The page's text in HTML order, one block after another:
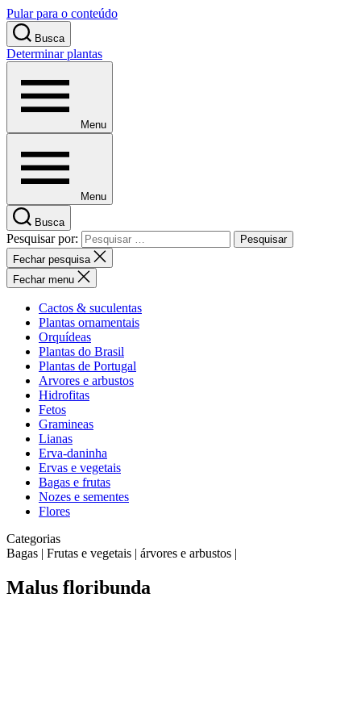
Pular para o conteúdo
Busca
Determinar plantas
Menu
Menu
Busca
Pesquisar por:
Fechar pesquisa
Fechar menu
Cactos & suculentas
Plantas ornamentais
Orquídeas
Plantas do Brasil
Plantas de Portugal
Arvores e arbustos
Hidrofitas
Fetos
Gramineas
Lianas
Erva-daninha
Ervas e vegetais
Bagas e frutas
Nozes e sementes
Flores
Categorias
Bagas | Frutas e vegetais | árvores e arbustos |
Malus floribunda